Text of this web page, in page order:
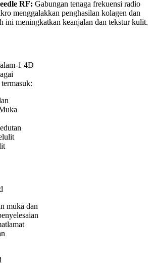
RF: Gabungan tenaga frekuensi radio
menggalakkan penghasilan kolagen dan
ini meningkatkan keanjalan dan tekstur kulit.
1 4D
muka dan